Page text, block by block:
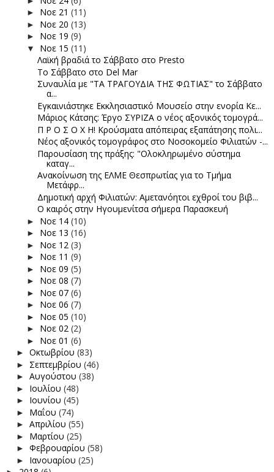
► Νοε 21 (11)
► Νοε 20 (13)
► Νοε 19 (9)
▼ Νοε 15 (11)
Λαϊκή βραδιά το Σάββατο στο Presto
Το Σάββατο στο Del Mar
Συναυλία με "ΤΑ ΤΡΑΓΟΥΔΙΑ ΤΗΣ ΦΩΤΙΑΣ" το Σάββατο
α...
Eγκαινιάστηκε Εκκλησιαστικό Μουσείο στην ενορία Κε...
Μάριος Κάτσης: Έργο ΣΥΡΙΖΑ ο νέος αξονικός τομογρά...
Π Ρ Ο Σ Ο Χ Η! Κρούσματα απόπειρας εξαπάτησης πολι...
Νέος αξονικός τομογράφος στο Νοσοκομείο Φιλιατών -...
Παρουσίαση της πράξης: "Ολοκληρωμένο σύστημα
καταγ...
Ανακοίνωση της ΕΛΜΕ Θεσπρωτίας για το Τμήμα
Μετάφρ...
Δημοτική αρχή Φιλιατών: Αμετανόητοι εχθροί του βιβ...
Ο καιρός στην Ηγουμενίτσα σήμερα Παρασκευή
► Νοε 14 (10)
► Νοε 13 (16)
► Νοε 12 (3)
► Νοε 11 (9)
► Νοε 09 (5)
► Νοε 08 (7)
► Νοε 07 (6)
► Νοε 06 (7)
► Νοε 05 (10)
► Νοε 02 (2)
► Νοε 01 (6)
► Οκτωβρίου (83)
► Σεπτεμβρίου (46)
► Αυγούστου (38)
► Ιουλίου (48)
► Ιουνίου (45)
► Μαΐου (74)
► Απριλίου (55)
► Μαρτίου (25)
► Φεβρουαρίου (58)
► Ιανουαρίου (25)